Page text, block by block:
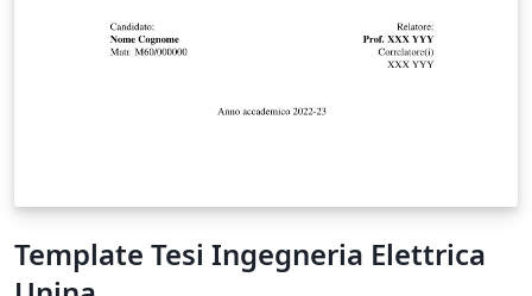
Template Tesi Ingegneria Elettrica